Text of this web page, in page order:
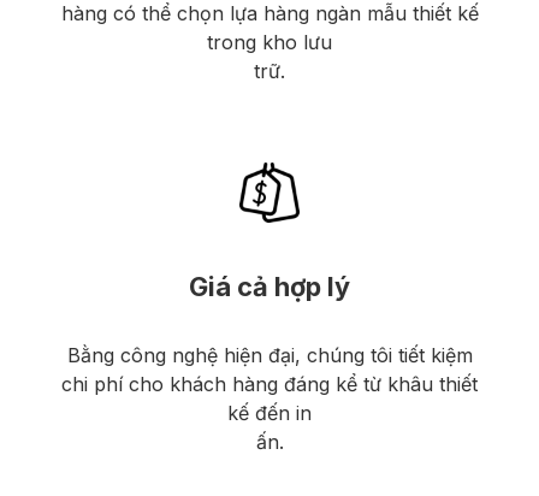
hàng có thể chọn lựa hàng ngàn mẫu thiết kế
trong kho lưu
trữ.
Giá cả hợp lý
Bằng công nghệ hiện đại, chúng tôi tiết kiệm
chi phí cho khách hàng đáng kể từ khâu thiết
kế đến in
ấn.